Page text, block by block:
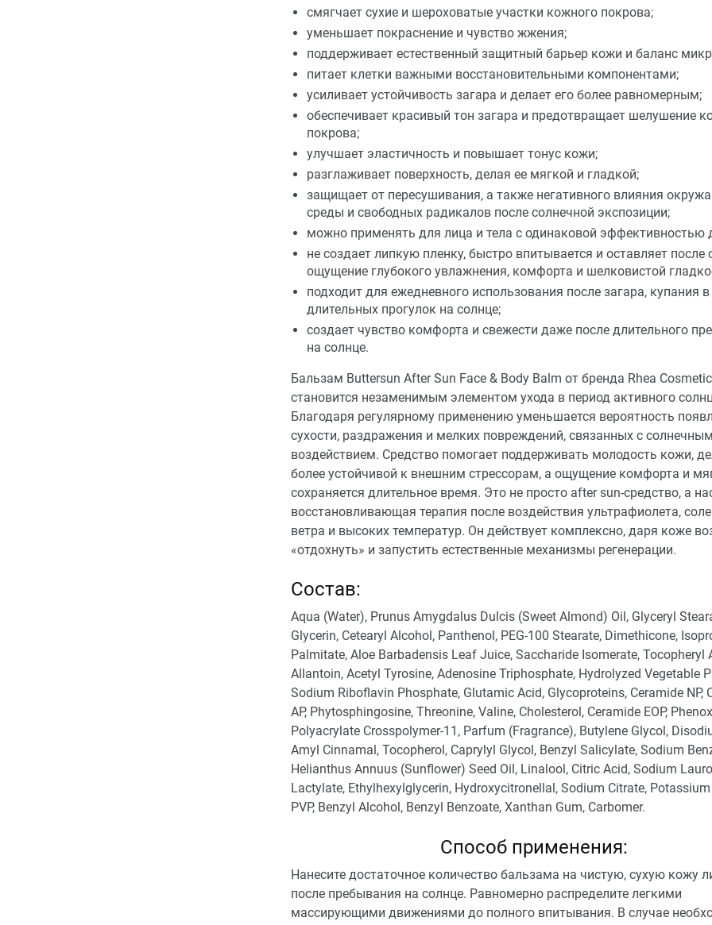
смягчает сухие и шероховатые участки кожного покрова;
уменьшает покраснение и чувство жжения;
поддерживает естественный защитный барьер кожи и баланс
питает клетки важными восстановительными компонентами;
усиливает устойчивость загара и делает его более равномерным;
обеспечивает красивый тон загара и предотвращает шелушение
покрова;
улучшает эластичность и повышает тонус кожи;
разглаживает поверхность, делая ее мягкой и гладкой;
защищает от пересушивания, а также негативного влияния
среды и свободных радикалов после солнечной экспозиции;
можно применять для лица и тела с одинаковой эффективностью
не создает липкую пленку, быстро впитывается и оставляет после
ощущение глубокого увлажнения, комфорта и шелковистой
подходит для ежедневного использования после загара, купания
длительных прогулок на солнце;
создает чувство комфорта и свежести даже после длительного
на солнце.
Бальзам Buttersun After Sun Face & Body Balm от бренда Rhea
становится незаменимым элементом ухода в период активного
Благодаря регулярному применению уменьшается вероятность
сухости, раздражения и мелких повреждений, связанных с солнечным
воздействием. Средство помогает поддерживать молодость кожи,
более устойчивой к внешним стрессорам, а ощущение комфорта и
сохраняется длительное время. Это не просто after sun-средство, а
восстановливающая терапия после воздействия ультрафиолета,
ветра и высоких температур. Он действует комплексно, даря коже
«отдохнуть» и запустить естественные механизмы регенерации.
Состав:
Aqua (Water), Prunus Amygdalus Dulcis (Sweet Almond) Oil, Glyceryl
Glycerin, Cetearyl Alcohol, Panthenol, PEG-100 Stearate, Dimethicone,
Palmitate, Aloe Barbadensis Leaf Juice, Saccharide Isomerate, Tocopheryl
Allantoin, Acetyl Tyrosine, Adenosine Triphosphate, Hydrolyzed Vegetable
Sodium Riboflavin Phosphate, Glutamic Acid, Glycoproteins, Ceramide NP,
AP, Phytosphingosine, Threonine, Valine, Cholesterol, Ceramide EOP,
Polyacrylate Crosspolymer-11, Parfum (Fragrance), Butylene Glycol,
Amyl Cinnamal, Tocopherol, Caprylyl Glycol, Benzyl Salicylate, Sodium
Helianthus Annuus (Sunflower) Seed Oil, Linalool, Citric Acid, Sodium
Lactylate, Ethylhexylglycerin, Hydroxycitronellal, Sodium Citrate,
PVP, Benzyl Alcohol, Benzyl Benzoate, Xanthan Gum, Carbomer.
Способ применения:
Нанесите достаточное количество бальзама на чистую, сухую кожу
после пребывания на солнце. Равномерно распределите легкими
массирующими движениями до полного впитывания. В случае